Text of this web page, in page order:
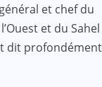
et chef du
et du Sahel
dit profondément